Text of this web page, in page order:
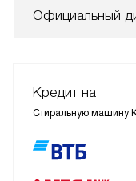
Официальный
Кредит на
Стиральную машину